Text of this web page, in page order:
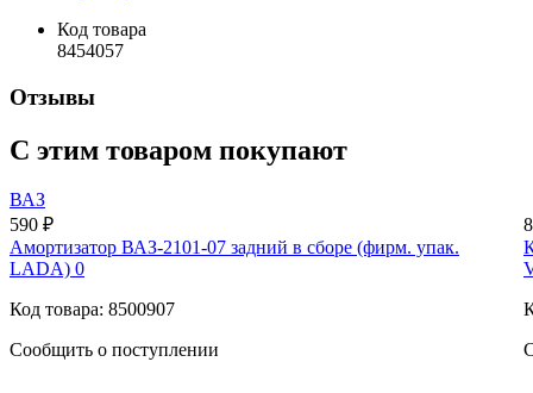
Код товара
8454057
Отзывы
С этим товаром покупают
ВАЗ
590 ₽
Амортизатор ВАЗ-2101-07 задний в сборе (фирм. упак.
LADA) 0
Код товара: 8500907
Сообщить о поступлении